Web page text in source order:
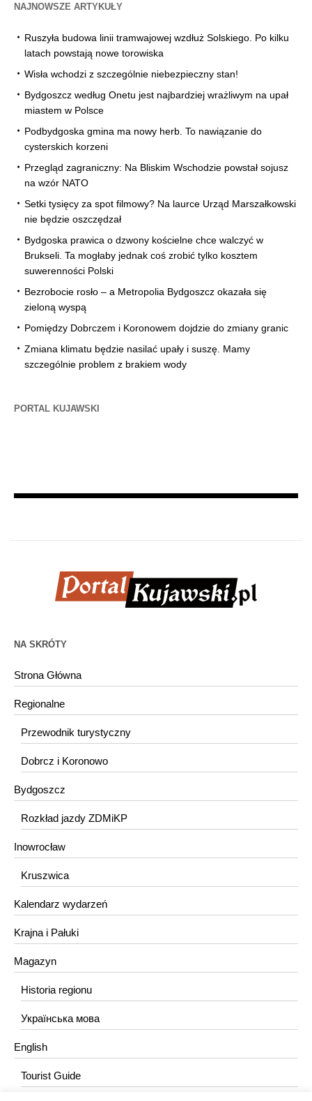
NAJNOWSZE ARTYKUŁY
Ruszyła budowa linii tramwajowej wzdłuż Solskiego. Po kilku
latach powstają nowe torowiska
Wisła wchodzi z szczególnie niebezpieczny stan!
Bydgoszcz według Onetu jest najbardziej wrażliwym na upał
miastem w Polsce
Podbydgoska gmina ma nowy herb. To nawiązanie do
cysterskich korzeni
Przegląd zagraniczny: Na Bliskim Wschodzie powstał sojusz
na wzór NATO
Setki tysięcy za spot filmowy? Na laurce Urząd Marszałkowski
nie będzie oszczędzał
Bydgoska prawica o dzwony kościelne chce walczyć w
Brukseli. Ta mogłaby jednak coś zrobić tylko kosztem
suwerenności Polski
Bezrobocie rosło – a Metropolia Bydgoszcz okazała się
zieloną wyspą
Pomiędzy Dobrczem i Koronowem dojdzie do zmiany granic
Zmiana klimatu będzie nasilać upały i suszę. Mamy
szczególnie problem z brakiem wody
PORTAL KUJAWSKI
NA SKRÓTY
Strona Główna
Regionalne
Przewodnik turystyczny
Dobrcz i Koronowo
Bydgoszcz
Rozkład jazdy ZDMiKP
Inowrocław
Kruszwica
Kalendarz wydarzeń
Krajna i Pałuki
Magazyn
Historia regionu
Українська мова
English
Tourist Guide